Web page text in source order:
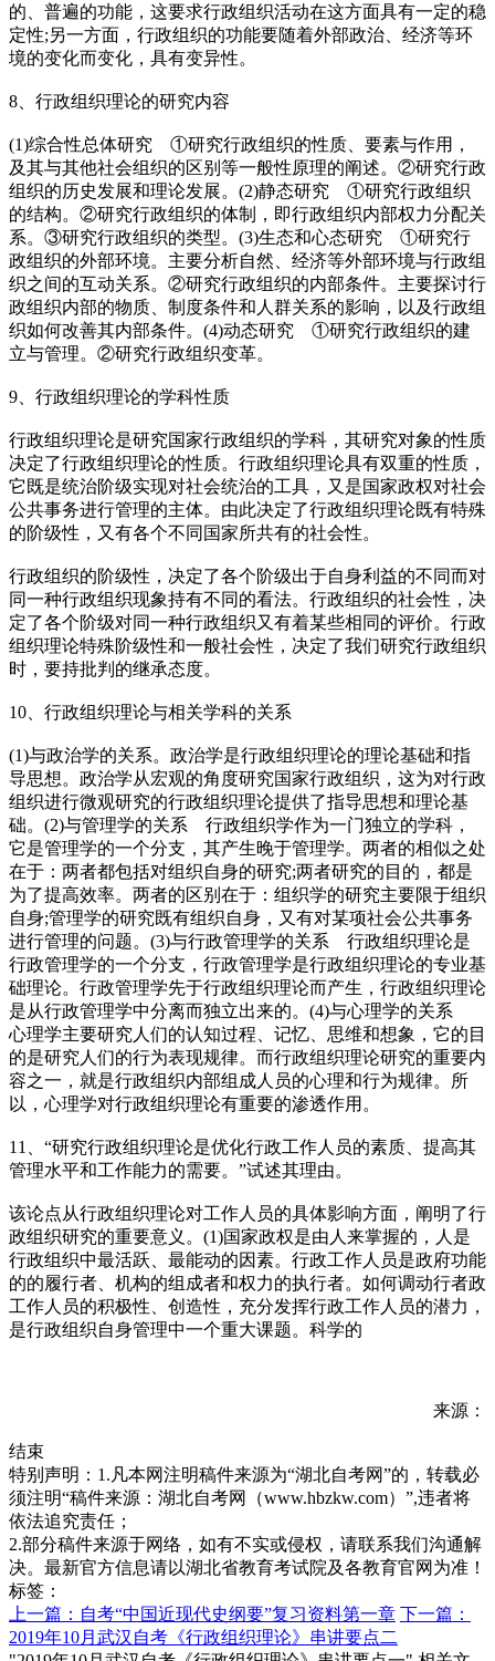
的、普遍的功能，这要求行政组织活动在这方面具有一定的稳
定性;另一方面，行政组织的功能要随着外部政治、经济等环
境的变化而变化，具有变异性。
8、行政组织理论的研究内容
(1)综合性总体研究 ①研究行政组织的性质、要素与作用，
及其与其他社会组织的区别等一般性原理的阐述。②研究行政
组织的历史发展和理论发展。(2)静态研究 ①研究行政组织
的结构。②研究行政组织的体制，即行政组织内部权力分配关
系。③研究行政组织的类型。(3)生态和心态研究 ①研究行
政组织的外部环境。主要分析自然、经济等外部环境与行政组
织之间的互动关系。②研究行政组织的内部条件。主要探讨行
政组织内部的物质、制度条件和人群关系的影响，以及行政组
织如何改善其内部条件。(4)动态研究 ①研究行政组织的建
立与管理。②研究行政组织变革。
9、行政组织理论的学科性质
行政组织理论是研究国家行政组织的学科，其研究对象的性质
决定了行政组织理论的性质。行政组织理论具有双重的性质，
它既是统治阶级实现对社会统治的工具，又是国家政权对社会
公共事务进行管理的主体。由此决定了行政组织理论既有特殊
的阶级性，又有各个不同国家所共有的社会性。
行政组织的阶级性，决定了各个阶级出于自身利益的不同而对
同一种行政组织现象持有不同的看法。行政组织的社会性，决
定了各个阶级对同一种行政组织又有着某些相同的评价。行政
组织理论特殊阶级性和一般社会性，决定了我们研究行政组织
时，要持批判的继承态度。
10、行政组织理论与相关学科的关系
(1)与政治学的关系。政治学是行政组织理论的理论基础和指
导思想。政治学从宏观的角度研究国家行政组织，这为对行政
组织进行微观研究的行政组织理论提供了指导思想和理论基
础。(2)与管理学的关系 行政组织学作为一门独立的学科，
它是管理学的一个分支，其产生晚于管理学。两者的相似之处
在于：两者都包括对组织自身的研究;两者研究的目的，都是
为了提高效率。两者的区别在于：组织学的研究主要限于组织
自身;管理学的研究既有组织自身，又有对某项社会公共事务
进行管理的问题。(3)与行政管理学的关系 行政组织理论是
行政管理学的一个分支，行政管理学是行政组织理论的专业基
础理论。行政管理学先于行政组织理论而产生，行政组织理论
是从行政管理学中分离而独立出来的。(4)与心理学的关系
心理学主要研究人们的认知过程、记忆、思维和想象，它的目
的是研究人们的行为表现规律。而行政组织理论研究的重要内
容之一，就是行政组织内部组成人员的心理和行为规律。所
以，心理学对行政组织理论有重要的渗透作用。
11、“研究行政组织理论是优化行政工作人员的素质、提高其
管理水平和工作能力的需要。”试述其理由。
该论点从行政组织理论对工作人员的具体影响方面，阐明了行
政组织研究的重要意义。(1)国家政权是由人来掌握的，人是
行政组织中最活跃、最能动的因素。行政工作人员是政府功能
的的履行者、机构的组成者和权力的执行者。如何调动行者政
工作人员的积极性、创造性，充分发挥行政工作人员的潜力，
是行政组织自身管理中一个重大课题。科学的
来源：
结束
特别声明：1.凡本网注明稿件来源为“湖北自考网”的，转载必
须注明“稿件来源：湖北自考网（www.hbzkw.com）”,违者将
依法追究责任；
2.部分稿件来源于网络，如有不实或侵权，请联系我们沟通解
决。最新官方信息请以湖北省教育考试院及各教育官网为准！
标签：
上一篇：自考“中国近现代史纲要”复习资料第一章 下一篇：
2019年10月武汉自考《行政组织理论》串讲要点二